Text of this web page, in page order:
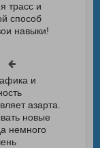
трасс и
способ
навыки!
и
азарта.
новые
немного